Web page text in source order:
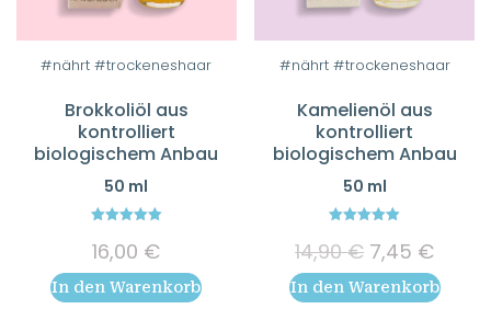
#nährt #trockeneshaar
Brokkoliöl aus
kontrolliert
biologischem Anbau
50 ml
out of 5
16,00 €
In den Warenkorb
#nährt #trockeneshaar
Kamelienöl aus
kontrolliert
biologischem Anbau
50 ml
out of 5
14,90€
Preis
war:
7,45 €
Preis
ist:
In den Warenkorb